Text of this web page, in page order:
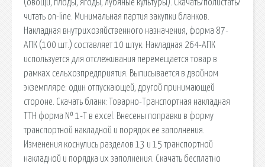
(овощи, плоды, ягоды, лубяные культуры). Cкачать/полистать/
читать on-line. Минимальная партия закупки бланков.
Накладная внутрихозяйственного назначения, форма 87-
АПК (100 шт.) составляет 10 штук. Накладная 264-АПК
используется для отслеживания перемещается товар в
рамках сельхозпредприятия. Выписывается в двойном
экземпляре: один отпускающей, другой принимающей
стороне. Скачать бланк: Товарно-Транспортная накладная
ТТН форма № 1-Т в excel. Внесены поправки в форму
транспортной накладной и порядок ее заполнения.
Изменения коснулись разделов 13 и 15 транспортной
накладной и порядка их заполнения. Скачать бесплатно